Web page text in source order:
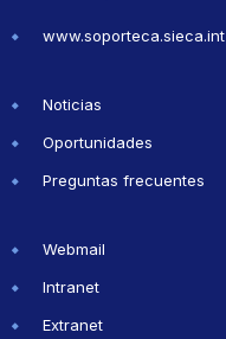
www.soporteca.sieca.int
Noticias
Oportunidades
Preguntas frecuentes
Webmail
Intranet
Extranet